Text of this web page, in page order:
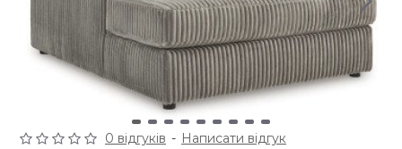
0 відгуків - Написати відгук